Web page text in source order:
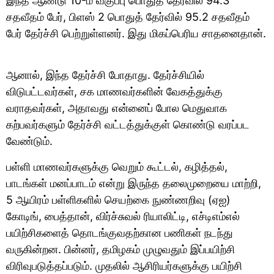
சதவீதம் பேர், பிளஸ் 2 பொதுத் தேர்வில் 95.2 சதவீதம்
பேர் தேர்ச்சி பெற்றுள்ளனர். இது மிகப்பெரிய சாதனைதான்.
ஆனால், இந்த தேர்ச்சி போதாது. தேர்ச்சியில்
விடுபட்டவர்கள், சக மாணவர்களின் வேகத்துக்கு
வராதவர்கள், அதாவது என்னைப் போல மெதுவாக
கற்பவர்களும் தேர்ச்சி வட்டத்துக்குள் கொண்டு வரப்பட
வேண்டும்.
பள்ளி மாணவர்களுக்கு வெறும் கூட்டல், கழித்தல்,
பாடங்கள் மனப்பாடம் என்று இருந்த தலைமுறையை மாற்றி,
5 ஆயிரம் பள்ளிகளில் செயற்கை நுண்ணறிவு (ஏஐ)
கோடிங், பைத்தான், விர்ச்சுவல் ரியாலிட்டி, எச்டிஎம்எல்
பயிற்சிகளைத் தொடங்குவதற்கான பணிகள் நடந்து
வருகின்றன. பின்னர், தமிழகம் முழுவதும் இப்பயிற்சி
விரிவுபடுத்தப்படும். முதலில் ஆசிரியர்களுக்கு பயிற்சி